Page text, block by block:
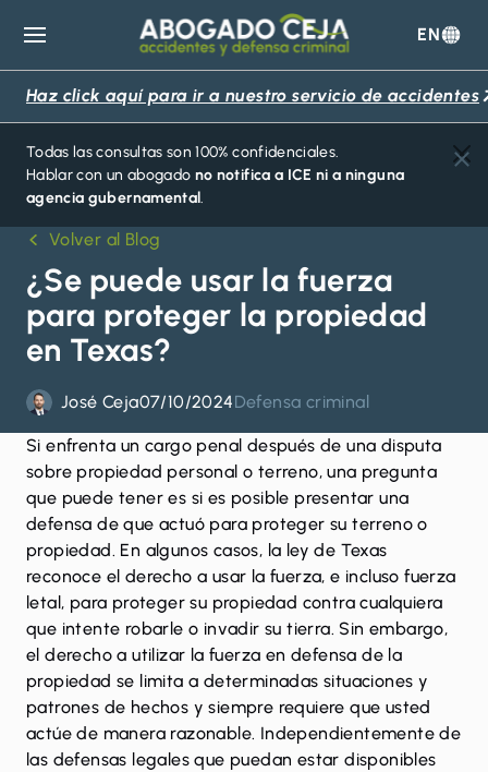
Abogado
Ceja
EN
Haz click aquí para ir a nuestro servicio de accidentes
Todas las consultas son 100% confidenciales.
Hablar con un abogado no notifica a ICE ni a ninguna
agencia gubernamental.
Volver al Blog
¿Se puede usar la fuerza
para proteger la propiedad
en Texas?
José Ceja07/10/2024Defensa criminal
Si enfrenta uncargo penal después de una disputa
sobre propiedad personal o terreno, una pregunta
que puede tener es si es posible presentar una
defensa de que actuó para proteger su terreno o
propiedad. En algunos casos, la ley de Texas
reconoce el derecho a usar la fuerza, e incluso fuerza
letal, para proteger su propiedad contra cualquiera
que intente robarle o invadir su tierra. Sin embargo,
el derecho a utilizar la fuerza en defensa de la
propiedad se limita a determinadas situaciones y
patrones de hechos y siempre requiere que usted
actúe de manera razonable. Independientemente de
las defensas legales que puedan estar disponibles